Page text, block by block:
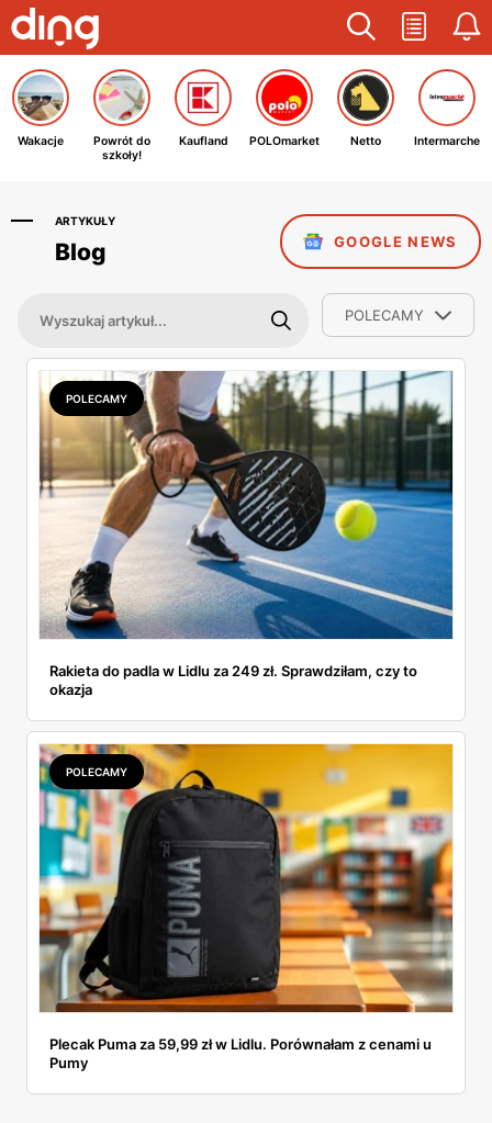
Wakacje
Powrót do
szkoły!
Kaufland POLOmarket Netto Intermarche
ARTYKUŁY
Blog GOOGLE NEWS
POLECAMY
POLECAMY
Rakieta do padla w Lidlu za 249 zł. Sprawdziłam, czy to
okazja
POLECAMY
Plecak Puma za 59,99 zł w Lidlu. Porównałam z cenami u
Pumy